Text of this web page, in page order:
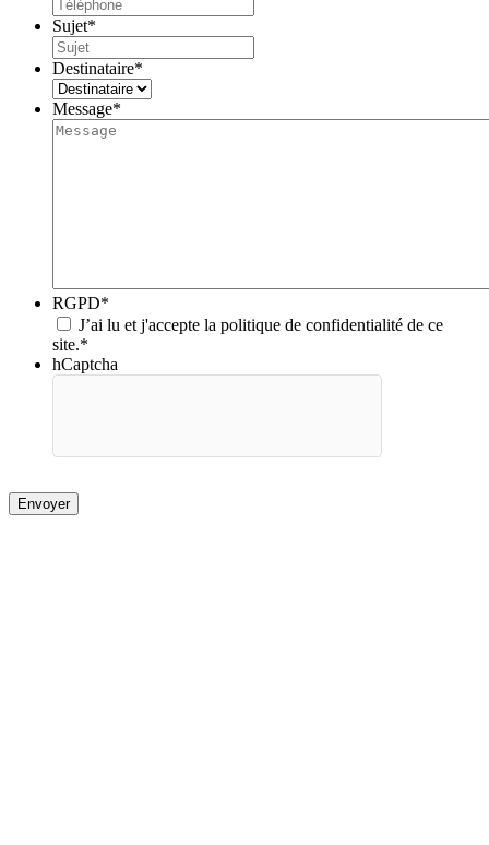
Sujet*
Destinataire*
Message*
RGPD*
J’ai lu et j'accepte la politique de confidentialité de ce
site.*
hCaptcha